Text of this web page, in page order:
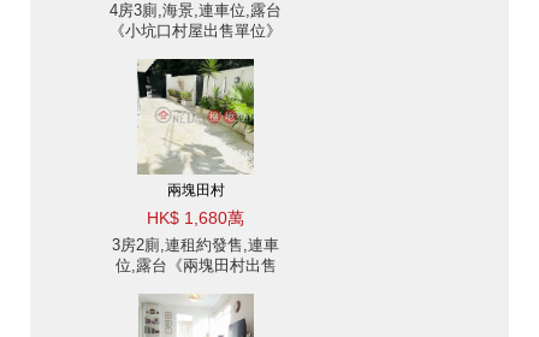
4房3廁,海景,連車位,露台
《小坑口村屋出售單位》
兩塊田村
HK$ 1,680萬
3房2廁,連租約發售,連車
位,露台《兩塊田村出售